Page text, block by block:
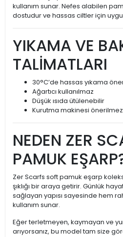
kullanım sunar. Nefes alabilen
dostudur ve hassas ciltler için
YIKAMA VE
TALİMATLARI
30°C’de hassas yıkama
Ağartıcı kullanılmaz
Düşük ısıda ütülenebilir
Kurutma makinesi önerilmez
NEDEN ZER
PAMUK
Zer Scarfs soft pamuk eşarp
şıklığı bir araya getirir. Günlük
sağlayan yapısı sayesinde hem
kullanım sunar.
Eğer terletmeyen, kaymayan ve
arıyorsanız, bu model tam size